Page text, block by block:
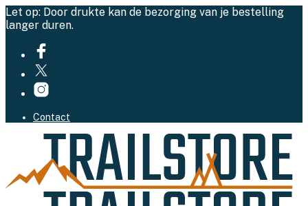
Let op: Door drukte kan de bezorging van je bestelling
langer duren.
Contact